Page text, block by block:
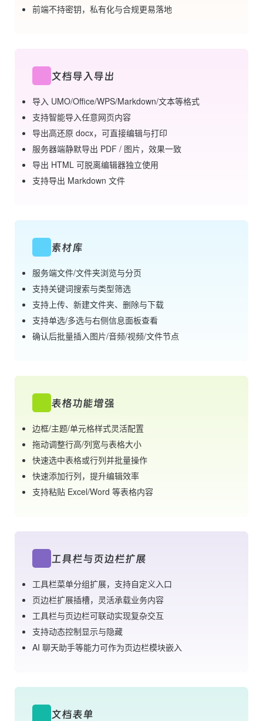
前端不持密钥，私有化与合规更易落地
文档导入导出
导入 UMO/Office/WPS/Markdown/文本等格式
支持智能导入任意网页内容
导出高还原 docx，可直接编辑与打印
服务器端静默导出 PDF / 图片，效果一致
导出 HTML 可脱离编辑器独立使用
支持导出 Markdown 文件
素材库
服务端文件/文件夹浏览与分页
支持关键词搜索与类型筛选
支持上传、新建文件夹、删除与下载
支持单选/多选与右侧信息面板查看
确认后批量插入图片/音频/视频/文件节点
表格功能增强
边框/主题/单元格样式灵活配置
拖动调整行高/列宽与表格大小
快速选中表格或行列并批量操作
快速添加行列，提升编辑效率
支持粘贴 Excel/Word 等表格内容
工具栏与页边栏扩展
工具栏菜单分组扩展，支持自定义入口
页边栏扩展插槽，灵活承载业务内容
工具栏与页边栏可联动实现复杂交互
支持动态控制显示与隐藏
AI 聊天助手等能力可作为页边栏模块嵌入
文档表单